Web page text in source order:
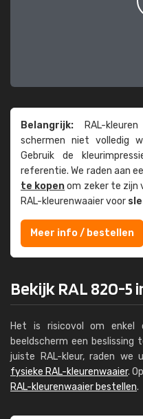
Belangrijk: RAL-
schermen niet volledig
Gebruik de
referentie. We raden aan
te kopenom zeker te zijn
RAL-kleuren­waaier voor
Meer info / bestellen
Bekijk RAL 820-5
Het is risicovol om enkel
beeldscherm een beslissing
juiste RAL-kleur, raden
fysieke RAL-kleurenwaaier.
RAL-kleurenwaaier bestellen.